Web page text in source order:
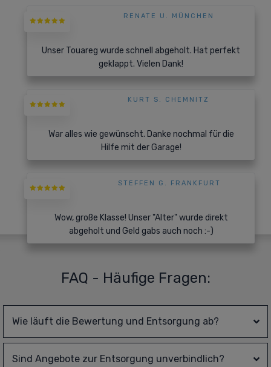
RENATE U. MÜNCHEN
Unser Touareg wurde schnell abgeholt. Hat perfekt
geklappt. Vielen Dank!
KURT S. CHEMNITZ
War alles wie gewünscht. Danke nochmal für die
Hilfe mit der Garage!
STEFFEN G. FRANKFURT
Wow, große Klasse! Unser "Alter" wurde direkt
abgeholt und Geld gabs auch noch :-)
FAQ - Häufige Fragen:
Wie läuft die Bewertung und Entsorgung ab?
Sind Angebote zur Entsorgung unverbindlich?